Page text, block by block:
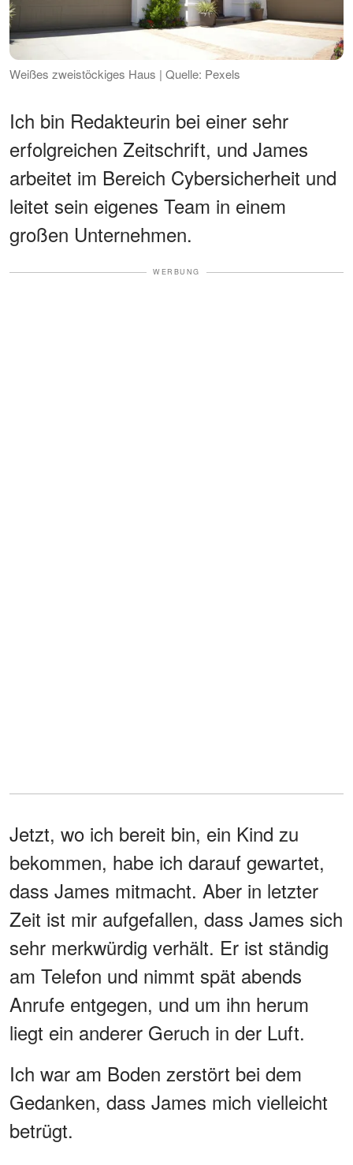
Weißes zweistöckiges Haus | Quelle: Pexels
Ich bin Redakteurin bei einer sehr
erfolgreichen Zeitschrift, und James
arbeitet im Bereich Cybersicherheit und
leitet sein eigenes Team in einem
großen Unternehmen.
WERBUNG
Jetzt, wo ich bereit bin, ein Kind zu
bekommen, habe ich darauf gewartet,
dass James mitmacht. Aber in letzter
Zeit ist mir aufgefallen, dass James sich
sehr merkwürdig verhält. Er ist ständig
am Telefon und nimmt spät abends
Anrufe entgegen, und um ihn herum
liegt ein anderer Geruch in der Luft.
Ich war am Boden zerstört bei dem
Gedanken, dass James mich vielleicht
betrügt.